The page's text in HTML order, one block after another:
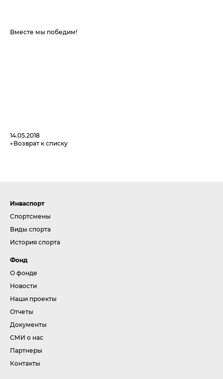
Вместе мы победим!
14.05.2018
Возврат к списку
Инваспорт
Спортсмены
Виды спорта
История спорта
Фонд
О фонде
Новости
Наши проекты
Отчеты
Документы
СМИ о нас
Партнеры
Контакты